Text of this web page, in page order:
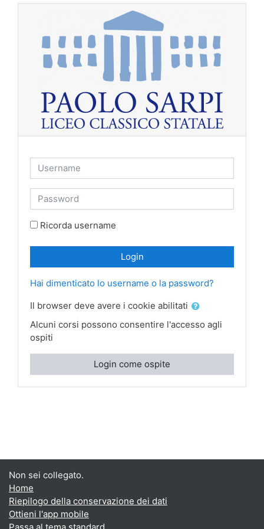
Vai al contenuto principale
Username
Password
Ricorda username
Login
Hai dimenticato lo username o la password?
Il browser deve avere i cookie abilitati
Alcuni corsi possono consentire l'accesso agli
ospiti
Login come ospite
Non sei collegato.
Home
Riepilogo della conservazione dei dati
Ottieni l'app mobile